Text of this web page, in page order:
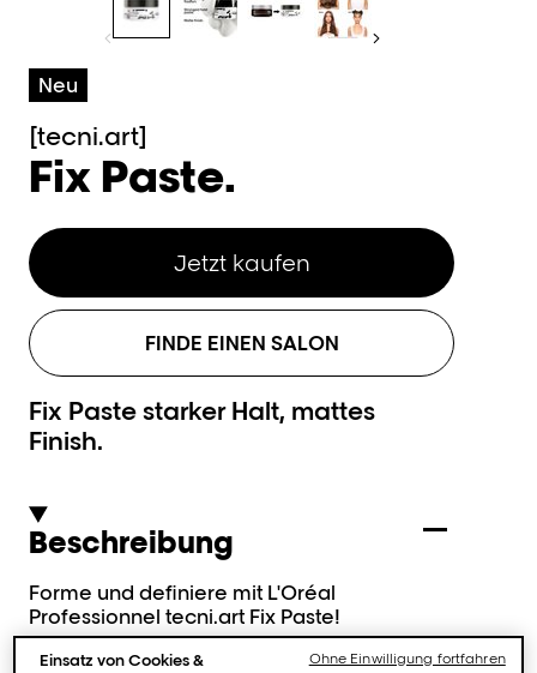
Neu
[tecni.art]
Fix Paste.
Fix Paste starker Halt, mattes
Finish.
Jetzt kaufen
FINDE EINEN SALON
Beschreibung
Forme und definiere mit L'Oréal
Professionnel tecni.art Fix Paste!
Diese 75 ml Styling-Paste in Profi-Qualität ist
Einsatz von Cookies &
Ohne Einwilligung fortfahren